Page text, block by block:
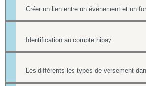
Identification au compte hipay